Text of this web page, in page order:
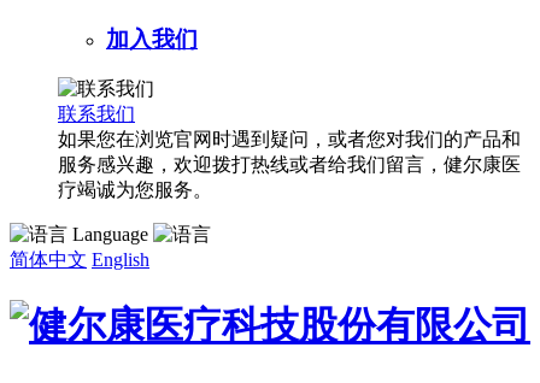
加入我们
联系我们
如果您在浏览官网时遇到疑问，或者您对我们的产品和
服务感兴趣，欢迎拨打热线或者给我们留言，健尔康医
疗竭诚为您服务。
Language
简体中文 English